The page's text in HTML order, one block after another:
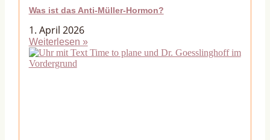
Was ist das Anti-Müller-Hormon?
1. April 2026
Weiterlesen »